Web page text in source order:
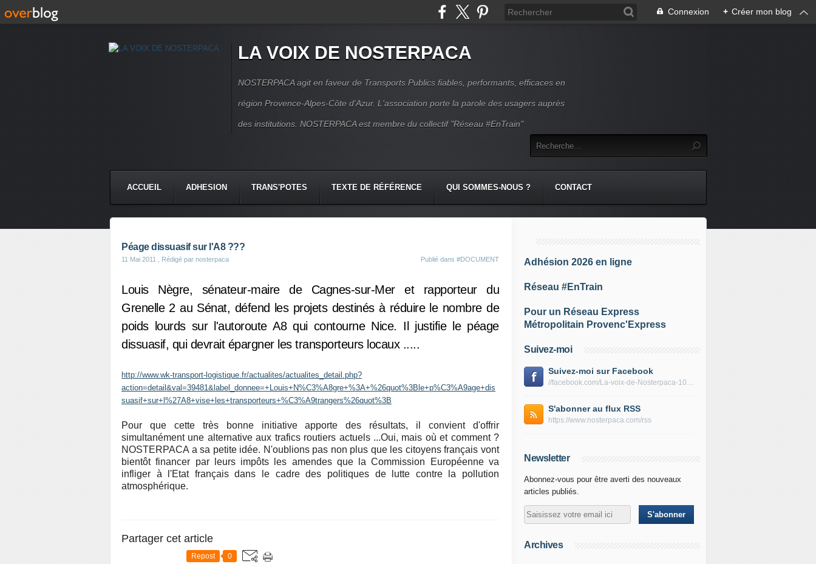
Connexion + Créer mon blog
LA VOIX DE NOSTERPACA
NOSTERPACA agit en faveur de Transports Publics fiables, performants, efficaces en
région Provence-Alpes-Côte d'Azur. L'association porte la parole des usagers auprès
des institutions. NOSTERPACA est membre du collectif "Réseau #EnTrain"
ACCUEIL ADHESION TRANS'POTES TEXTE DE RÉFÉRENCE QUI SOMMES-NOUS ? CONTACT
Péage dissuasif sur l'A8 ???
11 Mai 2011 , Rédigé par nosterpaca Publié dans #DOCUMENT
Louis Nègre, sénateur-maire de Cagnes-sur-Mer et rapporteur du
Grenelle 2 au Sénat, défend les projets destinés à réduire le nombre de
poids lourds sur l'autoroute A8 qui contourne Nice. Il justifie le péage
dissuasif, qui devrait épargner les transporteurs locaux .....
http://www.wk-transport-logistique.fr/actualites/actualites_detail.php?
action=detail&val=39481&label_donnee=+Louis+N%C3%A8gre+%3A+%26quot%3Ble+p%C3%A9age+dis
suasif+sur+l%27A8+vise+les+transporteurs+%C3%A9trangers%26quot%3B
Pour que cette très bonne initiative apporte des résultats, il convient d'offrir
simultanément une alternative aux trafics routiers actuels ...Oui, mais où et comment ?
NOSTERPACA a sa petite idée. N'oublions pas non plus que les citoyens français vont
bientôt financer par leurs impôts les amendes que la Commission Européenne va
infliger à l'Etat français dans le cadre des politiques de lutte contre la pollution
atmosphérique.
Partager cet article
Repost 0
Adhésion 2026 en ligne
Réseau #EnTrain
Pour un Réseau Express
Métropolitain Provenc'Express
Suivez-moi
Suivez-moi sur Facebook
//facebook.com/La-voix-de-Nosterpaca-106434384284735
S'abonner au flux RSS
https://www.nosterpaca.com/rss
Newsletter
Abonnez-vous pour être averti des nouveaux
articles publiés.
Archives